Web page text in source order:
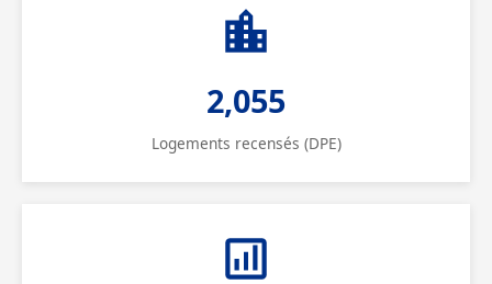
2,055
Logements recensés (DPE)